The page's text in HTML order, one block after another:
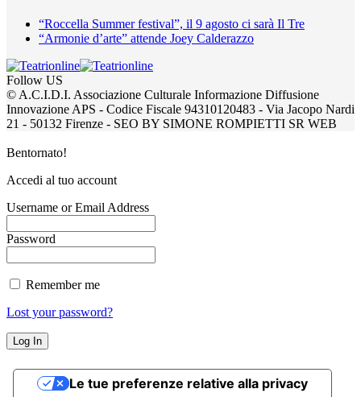
“Roccella Summer festival”, il 9 agosto ci sarà Il Tre
“Armonie d’arte” attende Joey Calderazzo
Follow US
© A.C.I.D.I. Associazione Culturale Informazione Diffusione
Innovazione APS - Codice Fiscale 94310120483 - Via Jacopo Nardi
21 - 50132 Firenze - SEO BY SIMONE ROMPIETTI SR WEB
Bentornato!
Accedi al tuo account
Username or Email Address
Password
Remember me
Lost your password?
Le tue preferenze relative alla privacy